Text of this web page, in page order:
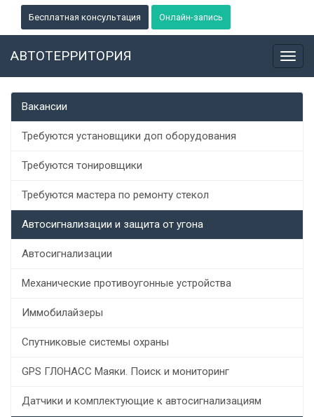
Бесплатная консультация Онлайн-запись
АВТОТЕРРИТОРИЯ
Вакансии
Требуются установщики доп оборудования
Требуются тонировщики
Требуются мастера по ремонту стекол
Автосигнализации и защита от угона
Автосигнализации
Механические противоугонные устройства
Иммобилайзеры
Спутниковые системы охраны
GPS ГЛОНАСС Маяки. Поиск и мониторинг
Датчики и комплектующие к автосигнализациям